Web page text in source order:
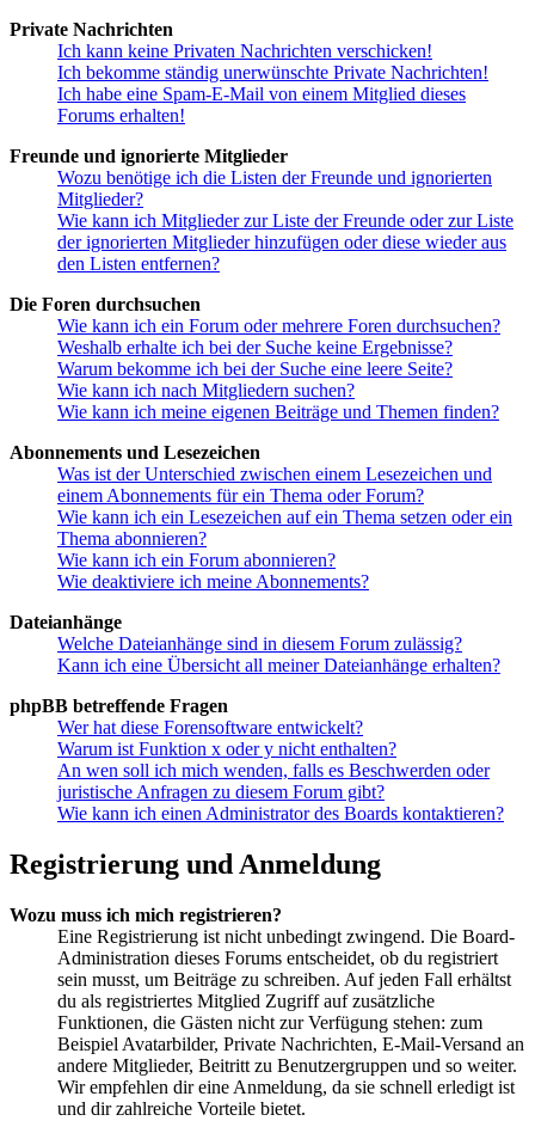
Private Nachrichten
Ich kann keine Privaten Nachrichten verschicken!
Ich bekomme ständig unerwünschte Private Nachrichten!
Ich habe eine Spam-E-Mail von einem Mitglied dieses
Forums erhalten!
Freunde und ignorierte Mitglieder
Wozu benötige ich die Listen der Freunde und ignorierten
Mitglieder?
Wie kann ich Mitglieder zur Liste der Freunde oder zur Liste
der ignorierten Mitglieder hinzufügen oder diese wieder aus
den Listen entfernen?
Die Foren durchsuchen
Wie kann ich ein Forum oder mehrere Foren durchsuchen?
Weshalb erhalte ich bei der Suche keine Ergebnisse?
Warum bekomme ich bei der Suche eine leere Seite?
Wie kann ich nach Mitgliedern suchen?
Wie kann ich meine eigenen Beiträge und Themen finden?
Abonnements und Lesezeichen
Was ist der Unterschied zwischen einem Lesezeichen und
einem Abonnements für ein Thema oder Forum?
Wie kann ich ein Lesezeichen auf ein Thema setzen oder ein
Thema abonnieren?
Wie kann ich ein Forum abonnieren?
Wie deaktiviere ich meine Abonnements?
Dateianhänge
Welche Dateianhänge sind in diesem Forum zulässig?
Kann ich eine Übersicht all meiner Dateianhänge erhalten?
phpBB betreffende Fragen
Wer hat diese Forensoftware entwickelt?
Warum ist Funktion x oder y nicht enthalten?
An wen soll ich mich wenden, falls es Beschwerden oder
juristische Anfragen zu diesem Forum gibt?
Wie kann ich einen Administrator des Boards kontaktieren?
Registrierung und Anmeldung
Wozu muss ich mich registrieren?
Eine Registrierung ist nicht unbedingt zwingend. Die Board-
Administration dieses Forums entscheidet, ob du registriert
sein musst, um Beiträge zu schreiben. Auf jeden Fall erhältst
du als registriertes Mitglied Zugriff auf zusätzliche
Funktionen, die Gästen nicht zur Verfügung stehen: zum
Beispiel Avatarbilder, Private Nachrichten, E-Mail-Versand an
andere Mitglieder, Beitritt zu Benutzergruppen und so weiter.
Wir empfehlen dir eine Anmeldung, da sie schnell erledigt ist
und dir zahlreiche Vorteile bietet.